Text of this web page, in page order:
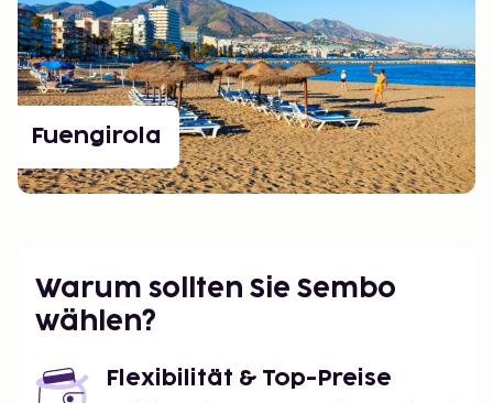
Fuengirola
Warum sollten Sie Sembo
wählen?
Flexibilität & Top-Preise